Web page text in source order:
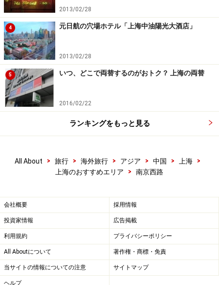
ザ・ポートマン・リッツカールトン上海
南京西路の中心に位置し、多くのレストランが併設されてい
るので、とっても便利！
南京西路の中でも「プチ銀座」と呼ばれる高級デパート
街に位置するこのホテルは、ショッピングがメインの人
に最適なロケーションです。ホテルには上海で流行りの
レストランやバー、スパ、マッサージサロン、そしてな
2013/02/28
4 元日航の穴場ホテル「上海中油陽光大酒店」
2013/02/28
5 いつ、どこで両替するのがおトク？ 上海の両替
2016/02/22
ランキングをもっと見る
All About > 旅行 > 海外旅行 > アジア > 中国 > 上海
>
上海のおすすめエリア
> 南京西路
会社概要 採用情報
投資家情報 広告掲載
利用規約 プライバシーポリシー
All Aboutについて 著作権・商標・免責
当サイトの情報についての注意 サイトマップ
ヘルプ